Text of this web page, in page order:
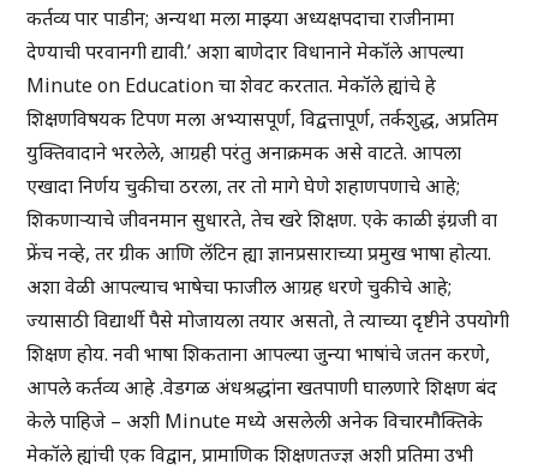
कर्तव्य पार पाडीन; अन्यथा मला माझ्या अध्यक्षपदाचा राजीनामा
देण्याची परवानगी द्यावी.’ अशा बाणेदार विधानाने मेकॉले आपल्या
Minute on Education चा शेवट करतात. मेकॉले ह्यांचे हे
शिक्षणविषयक टिपण मला अभ्यासपूर्ण, विद्वत्तापूर्ण, तर्कशुद्ध, अप्रतिम
युक्तिवादाने भरलेले, आग्रही परंतु अनाक्रमक असे वाटते. आपला
एखादा निर्णय चुकीचा ठरला, तर तो मागे घेणे शहाणपणाचे आहे;
शिकणाऱ्याचे जीवनमान सुधारते, तेच खरे शिक्षण. एके काळी इंग्रजी वा
फ्रेंच नव्हे, तर ग्रीक आणि लॅटिन ह्या ज्ञानप्रसाराच्या प्रमुख भाषा होत्या.
अशा वेळी आपल्याच भाषेचा फाजील आग्रह धरणे चुकीचे आहे;
ज्यासाठी विद्यार्थी पैसे मोजायला तयार असतो, ते त्याच्या दृष्टीने उपयोगी
शिक्षण होय. नवी भाषा शिकताना आपल्या जुन्या भाषांचे जतन करणे,
आपले कर्तव्य आहे .वेडगळ अंधश्रद्धांना खतपाणी घालणारे शिक्षण बंद
केले पाहिजे – अशी Minute मध्ये असलेली अनेक विचारमौक्तिके
मेकॉले ह्यांची एक विद्वान, प्रामाणिक शिक्षणतज्ज्ञ अशी प्रतिमा उभी